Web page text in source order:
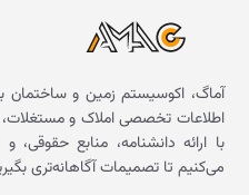
آماگ، اکوسیستم زمین و
اطلاعات تخصصی املاک و
با ارائه دانشنامه، منابع
می‌کنیم تا تصمیمات آگاهانه‌تری